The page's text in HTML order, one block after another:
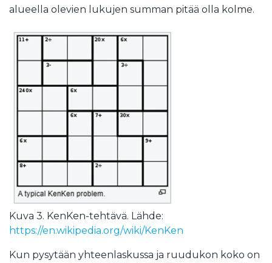
alueella olevien lukujen summan pitää olla kolme.
Kuva 3. KenKen-tehtävä. Lähde:
https://en.wikipedia.org/wiki/KenKen
Kun pysytään yhteenlaskussa ja ruudukon koko on